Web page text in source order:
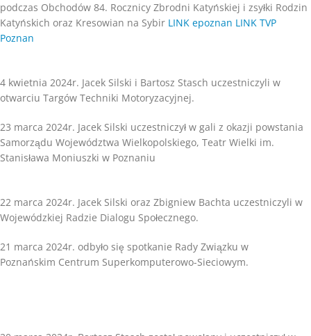
podczas Obchodów 84. Rocznicy Zbrodni Katyńskiej i zsyłki Rodzin
Katyńskich oraz Kresowian na Sybir LINK epoznan LINK TVP
Poznan
4 kwietnia 2024r. Jacek Silski i Bartosz Stasch uczestniczyli w
otwarciu Targów Techniki Motoryzacyjnej.
23 marca 2024r. Jacek Silski uczestniczył w gali z okazji powstania
Samorządu Województwa Wielkopolskiego, Teatr Wielki im.
Stanisława Moniuszki w Poznaniu
22 marca 2024r. Jacek Silski oraz Zbigniew Bachta uczestniczyli w
Wojewódzkiej Radzie Dialogu Społecznego.
21 marca 2024r. odbyło się spotkanie Rady Związku w
Poznańskim Centrum Superkomputerowo-Sieciowym.